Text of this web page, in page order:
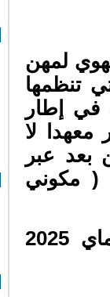
الجهوي لمهن
تنظمها
في إطار
لا
بعد عبر
مكوني
وتستمر هذه الدورات التكوينية الى غاية 26 ماي 2025